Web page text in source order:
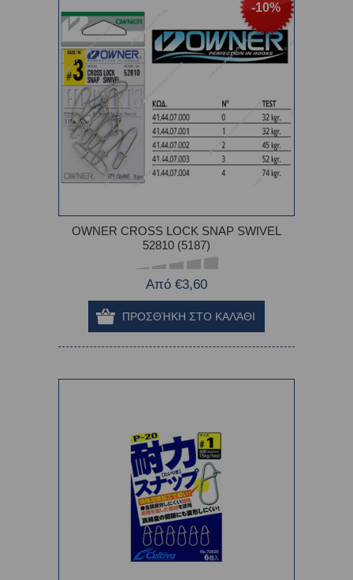
-10%
OWNER CROSS LOCK SNAP SWIVEL
52810 (5187)
Από €3,60